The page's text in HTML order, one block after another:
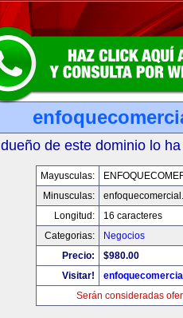
de este dominio lo
Mayusculas:
Minusculas:
Longitud:
16 caracteres
Categorias:
Negocios
Precio:
$980.00
Visitar!
Serán consideradas